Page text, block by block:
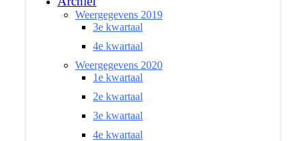
Weergegevens 2019
3e kwartaal
4e kwartaal
Weergegevens 2020
1e kwartaal
2e kwartaal
3e kwartaal
4e kwartaal